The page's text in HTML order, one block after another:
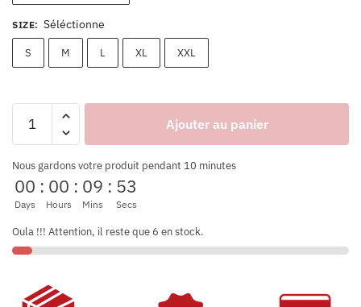
SIZE: Séléctionne
S M L XL XXL
Ajouter au panier
Nous gardons votre produit pendant 10 minutes
00
Days
: 00
Hours
: 09
Mins
: 53
Secs
Oula !!! Attention, il reste que 6 en stock.